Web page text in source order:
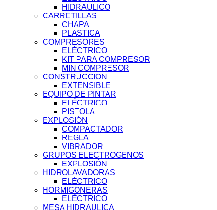
HIDRAULICO
CARRETILLAS
CHAPA
PLASTICA
COMPRESORES
ELÉCTRICO
KIT PARA COMPRESOR
MINICOMPRESOR
CONSTRUCCION
EXTENSIBLE
EQUIPO DE PINTAR
ELÉCTRICO
PISTOLA
EXPLOSIÓN
COMPACTADOR
REGLA
VIBRADOR
GRUPOS ELECTROGENOS
EXPLOSIÓN
HIDROLAVADORAS
ELÉCTRICO
HORMIGONERAS
ELÉCTRICO
MESA HIDRAULICA